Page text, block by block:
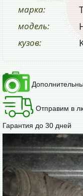
марка:
модель:
кузов:
Отправим в
Гарантия до 30 дней